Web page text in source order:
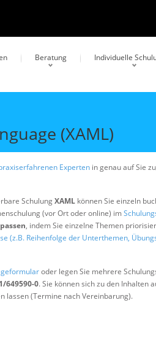
Beratung Individuelle
(XAML)
Experten in genau auf Sie
SchulungXAML können Sie einzeln
(vor Ort oder online) im
, indem Sie einzelne Themen
(z.B. Reihenfolge der Unterthemen,
oder legen Sie mehrere
649590-0. Sie können sich zu den Inhalten
lassen (Termine nach Vereinbarung).